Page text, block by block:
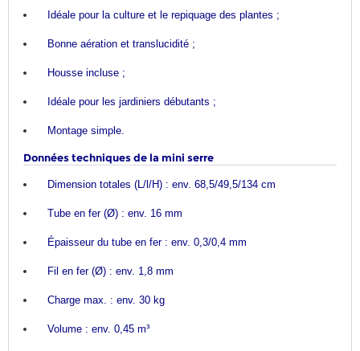
Idéale pour la culture et le repiquage des plantes ;
Bonne aération et translucidité ;
Housse incluse ;
Idéale pour les jardiniers débutants ;
Montage simple.
Données techniques de la mini serre
Dimension totales (L/l/H) : env. 68,5/49,5/134 cm
Tube en fer (Ø) : env. 16 mm
Épaisseur du tube en fer : env. 0,3/0,4 mm
Fil en fer (Ø) : env. 1,8 mm
Charge max. : env. 30 kg
Volume : env. 0,45 m³